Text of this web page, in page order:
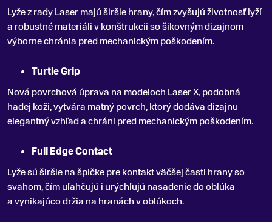
Lyže z rady Laser majú širšie hrany, čím zvyšujú životnosť lyží
a robustné materiáli v konštrukcii so šikovným dizajnom
výborne chránia pred mechanickým poškodením.
Turtle Grip
Nová povrchová úprava na modeloch Laser X, podobná
hadej koži, vytvára matný povrch, ktorý dodáva dizajnu
elegantný vzhľad a chráni pred mechanickým poškodením.
Full Edge Contact
Lyže sú širšie na špičke pre kontakt väčšej časti hrany so
svahom, čím uľahčujú i urýchľujú nasadenie do oblúka
a vynikajúco držia na hranách v oblúkoch.